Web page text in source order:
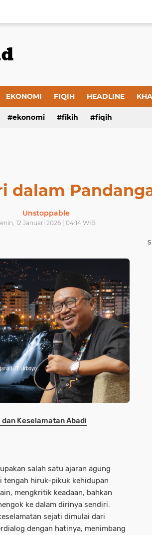
EKONOMI FIQIH HEADLINE
ekonomi fikih fiqih
dalam
Unstoppable
12 Januari 2026 | 04:14 WIB
Keselamatan Abadi
salah satu ajaran agung
tengah hiruk-pikuk kehidupan
mengkritik keadaan, bahkan
ke dalam dirinya sendiri.
sejati dimulai dari
dengan hatinya, menimbang